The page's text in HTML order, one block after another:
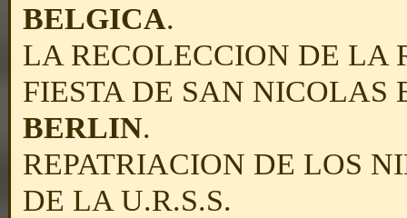
BELGICA.
LA RECOLECCION DE LA
FIESTA DE SAN NICOLAS
BERLIN.
REPATRIACION DE LOS
DE LA U.R.S.S.